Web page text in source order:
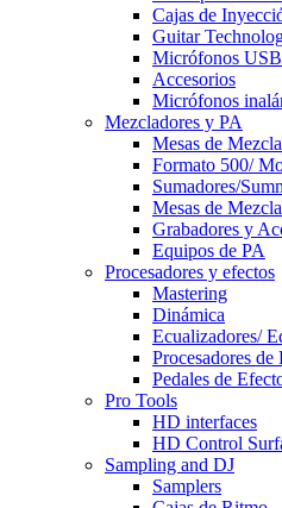
Cajas de
Guitar
Micrófonos USB
Accesorios
Micrófonos
Mezcladores y PA
Mesas de
Formato 500/
Sumadores/
Mesas de
Grabadores y
Equipos de PA
Procesadores y efectos
Mastering
Dinámica
Ecualizadores/
Procesadores de
Pedales de
Pro Tools
HD interfaces
HD Control
Sampling and DJ
Samplers